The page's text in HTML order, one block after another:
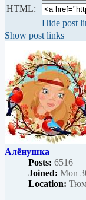
HTML:
Hide post
Show post links
Алёнушка
Posts: 6516
Joined: Mon
Location: